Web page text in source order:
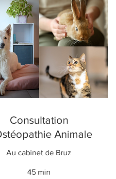
Consultation
Animale
Au cabinet de Bruz
45 min